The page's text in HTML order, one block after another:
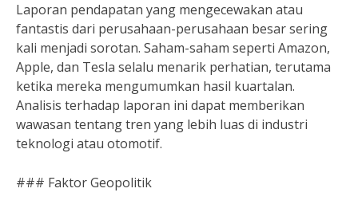
Laporan pendapatan yang mengecewakan atau
fantastis dari perusahaan-perusahaan besar sering
kali menjadi sorotan. Saham-saham seperti Amazon,
Apple, dan Tesla selalu menarik perhatian, terutama
ketika mereka mengumumkan hasil kuartalan.
Analisis terhadap laporan ini dapat memberikan
wawasan tentang tren yang lebih luas di industri
teknologi atau otomotif.
### Faktor Geopolitik